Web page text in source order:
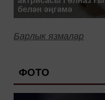
белән әңгәмә
Барлык язмалар
ФОТО